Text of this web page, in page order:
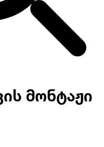
მონტაჟი